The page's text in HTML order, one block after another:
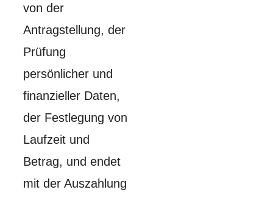
von der
Antragstellung, der
Prüfung
persönlicher und
finanzieller Daten,
der Festlegung von
Laufzeit und
Betrag, und endet
mit der Auszahlung